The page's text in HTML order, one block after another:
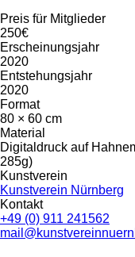
Preis für Mitglieder
250€
Erscheinungsjahr
2020
Entstehungsjahr
2020
Format
80 × 60 cm
Material
Digitaldruck auf
285g)
Kunstverein
Kunstverein Nürnberg
Kontakt
+49 (0) 911 241562